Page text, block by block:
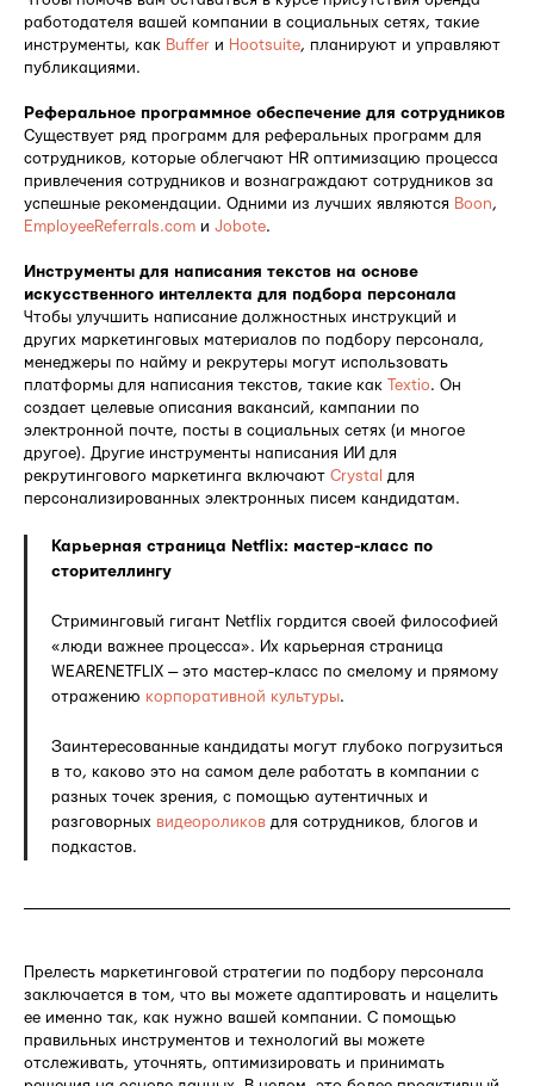
работодателя вашей компании в социальных сетях, такие
инструменты, как Buffer и Hootsuite, планируют и управляют
публикациями.
Реферальное программное обеспечение для сотрудников
Существует ряд программ для реферальных программ для
сотрудников, которые облегчают HR оптимизацию процесса
привлечения сотрудников и вознаграждают сотрудников за
успешные рекомендации. Одними из лучших являются Boon,
EmployeeReferrals.com и Jobote.
Инструменты для написания текстов на основе
искусственного интеллекта для подбора персонала
Чтобы улучшить написание должностных инструкций и
других маркетинговых материалов по подбору персонала,
менеджеры по найму и рекрутеры могут использовать
платформы для написания текстов, такие как Textio. Он
создает целевые описания вакансий, кампании по
электронной почте, посты в социальных сетях (и многое
другое). Другие инструменты написания ИИ для
рекрутингового маркетинга включают Crystal
для
персонализированных электронных писем кандидатам.
Карьерная страница Netflix: мастер-класс по
сторителлингу
Стриминговый гигант Netflix гордится своей философией
«люди важнее процесса». Их карьерная страница
WEARENETFLIX — это мастер-класс по смелому и прямому
отражению корпоративной культуры.
Заинтересованные кандидаты могут глубоко погрузиться
в то, каково это на самом деле работать в компании с
разных точек зрения, с помощью аутентичных и
разговорных видеороликов для сотрудников, блогов и
подкастов.
Прелесть маркетинговой стратегии по подбору персонала
заключается в том, что вы можете адаптировать и нацелить
ее именно так, как нужно вашей компании. С помощью
правильных инструментов и технологий вы можете
отслеживать, уточнять, оптимизировать и принимать